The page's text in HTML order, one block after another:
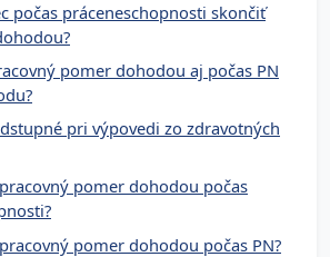
počas práceneschopnosti skončiť
pomer dohodou aj počas PN
pri výpovedi zo zdravotných
pomer dohodou počas
pomer dohodou počas PN?